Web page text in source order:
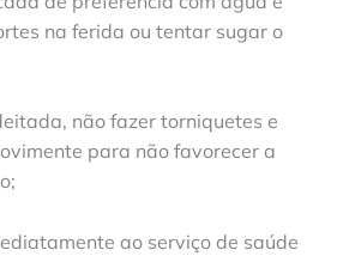
na ferida ou tentar sugar o
não fazer torniquetes e
para não favorecer a
ao serviço de saúde